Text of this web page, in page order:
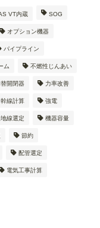
VT内蔵 SOG
オプション機器
パイプライン
ム 不燃性じんあい
開閉器 力率改善
幹線計算 強電
線選定 機器容量
節約
配管選定
電気工事計算